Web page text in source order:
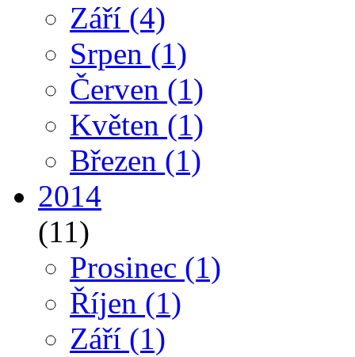
Září (4)
Srpen (1)
Červen (1)
Květen (1)
Březen (1)
2014
(11)
Prosinec (1)
Říjen (1)
Září (1)